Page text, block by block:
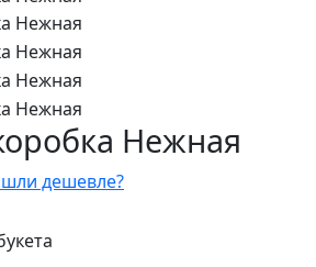
дешевле?
Нежная